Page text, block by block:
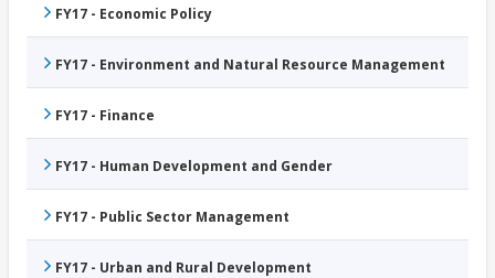
FY17 - Economic Policy
FY17 - Environment and Natural Resource Management
FY17 - Finance
FY17 - Human Development and Gender
FY17 - Public Sector Management
FY17 - Urban and Rural Development